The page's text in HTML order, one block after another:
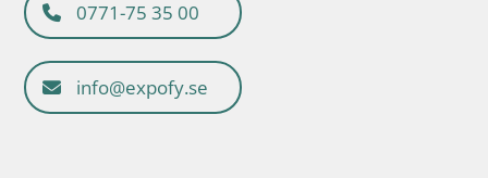
0771-75 35 00
info@expofy.se